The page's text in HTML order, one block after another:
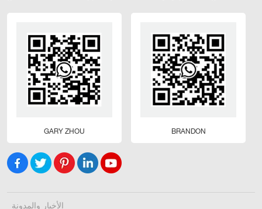
GARY ZHOU BRANDON
الأخبار والمدونة